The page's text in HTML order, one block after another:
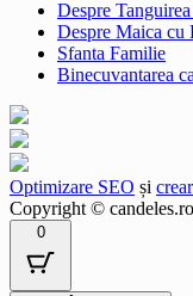
Despre
Despre Maica cu
Sfanta Familie
Binecuvantarea
Optimizare SEO și
Copyright © candeles.ro
0